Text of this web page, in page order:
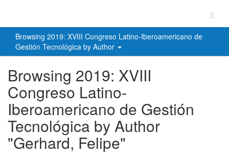
Browsing 2019: XVIII Congreso Latino-Iberoamericano de
Gestión Tecnológica by Author
Browsing 2019: XVIII
Congreso Latino-
Iberoamericano de Gestión
Tecnológica by Author
"Gerhard, Felipe"